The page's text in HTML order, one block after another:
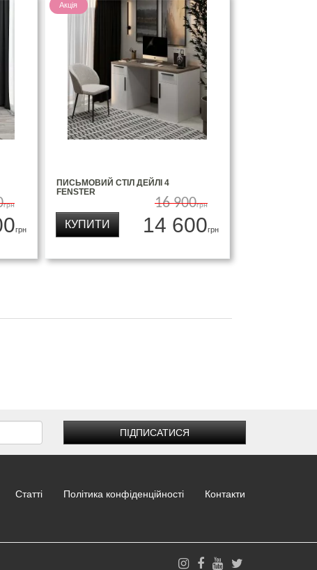
грн
грн
Акція
ПИСЬМОВИЙ СТІЛ ДЕЙЛІ 4
FENSTER
16 900грн
14 600грн
КУПИТИ
ПІДПИСАТИСЯ
Статті Політика конфіденційності Контакти